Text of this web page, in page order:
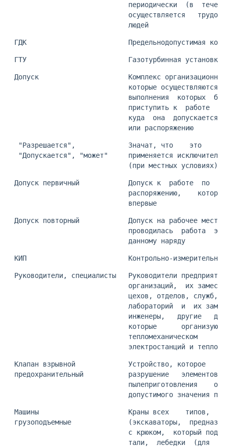
периодически  (в
осуществляется
                             людей
ГДК                         Предельнодопустимая
ГТУ                         Газотурбинная установка
Допуск                      Комплекс организационно-
которые осуществляются
выполнения  которых
приступить к  работе
куда  она  допускается
                             или распоряжению
"Разрешается",             Значат, что    это
"Допускается", "может"     применяется
                             (при местных условиях)
Допуск первичный            Допуск к  работе  по
распоряжению,
                             впервые
Допуск повторный            Допуск на рабочее место,
проводилась  работа
                             данному наряду
КИП                         Контрольно-измерительные
Руководители, специалисты   Руководители
организаций,  их
цехов, отделов, служб,
лабораторий  и  их
инженеры,   другие
которые      организуют
тепломеханическом
электростанций и
Клапан взрывной             Устройство, которое
предохранительный           разрушение   элементов
пылеприготовления    от
допустимого значения при
Машины                      Краны всех    типов,
грузоподъемные              (экскаваторы,
с крюком,  который
тали,  лебедки  (для